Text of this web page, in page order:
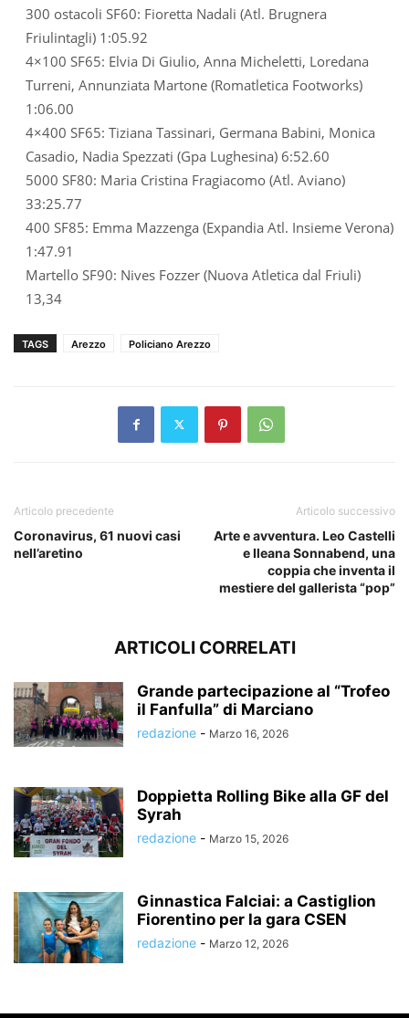
300 ostacoli SF60: Fioretta Nadali (Atl. Brugnera
Friulintagli) 1:05.92
4×100 SF65: Elvia Di Giulio, Anna Micheletti, Loredana
Turreni, Annunziata Martone (Romatletica Footworks)
1:06.00
4×400 SF65: Tiziana Tassinari, Germana Babini, Monica
Casadio, Nadia Spezzati (Gpa Lughesina) 6:52.60
5000 SF80: Maria Cristina Fragiacomo (Atl. Aviano)
33:25.77
400 SF85: Emma Mazzenga (Expandia Atl. Insieme Verona)
1:47.91
Martello SF90: Nives Fozzer (Nuova Atletica dal Friuli)
13,34
TAGS Arezzo Policiano Arezzo
Articolo precedente
Coronavirus, 61 nuovi casi
nell’aretino
Articolo successivo
Arte e avventura. Leo Castelli
e Ileana Sonnabend, una
coppia che inventa il
mestiere del gallerista “pop”
ARTICOLI CORRELATI
Grande partecipazione al “Trofeo
il Fanfulla” di Marciano
redazione - Marzo 16, 2026
Doppietta Rolling Bike alla GF del
Syrah
redazione - Marzo 15, 2026
Ginnastica Falciai: a Castiglion
Fiorentino per la gara CSEN
redazione - Marzo 12, 2026